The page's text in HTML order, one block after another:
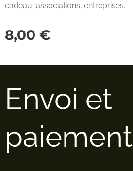
cadeau, associations, entreprises.
8,00 €
Envoi et
paiement